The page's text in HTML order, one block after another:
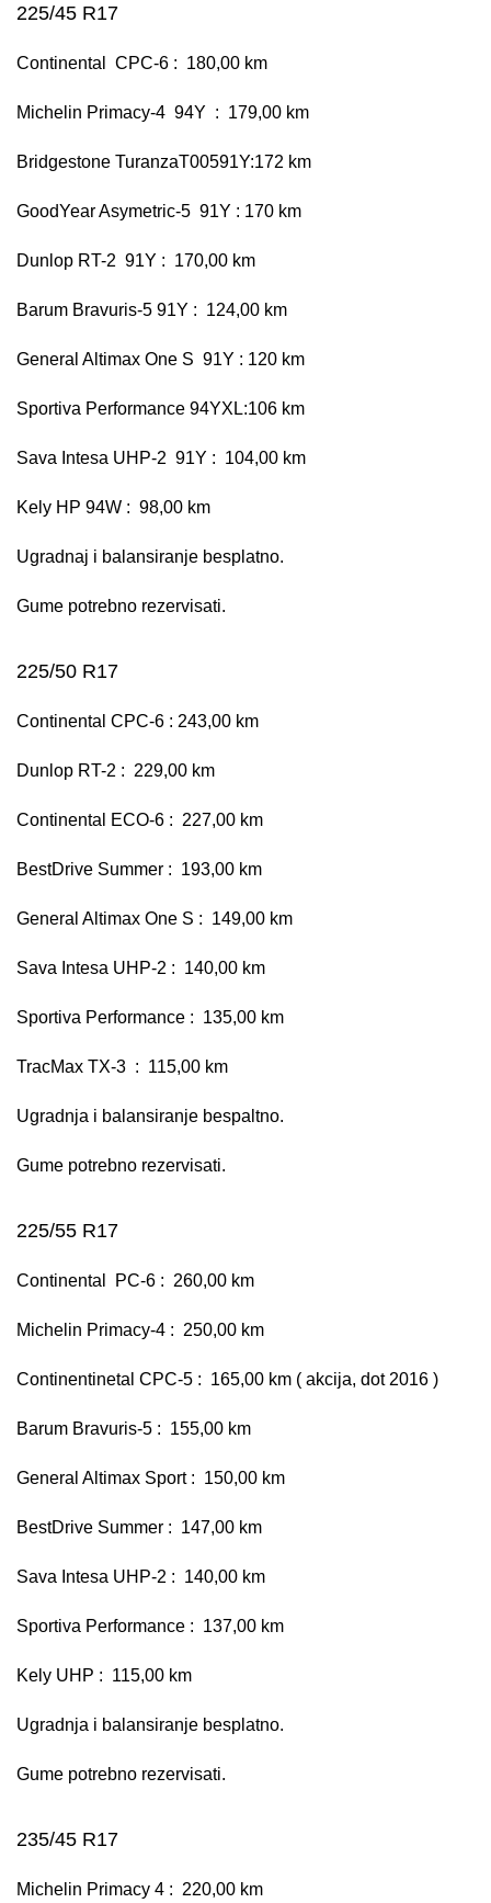
225/45 R17
Continental CPC-6 : 180,00 km
Michelin Primacy-4 94Y : 179,00 km
Bridgestone TuranzaT00591Y:172 km
GoodYear Asymetric-5 91Y : 170 km
Dunlop RT-2 91Y : 170,00 km
Barum Bravuris-5 91Y : 124,00 km
General Altimax One S 91Y : 120 km
Sportiva Performance 94YXL:106 km
Sava Intesa UHP-2 91Y : 104,00 km
Kely HP 94W : 98,00 km
Ugradnaj i balansiranje besplatno.
Gume potrebno rezervisati.
225/50 R17
Continental CPC-6 : 243,00 km
Dunlop RT-2 : 229,00 km
Continental ECO-6 : 227,00 km
BestDrive Summer : 193,00 km
General Altimax One S : 149,00 km
Sava Intesa UHP-2 : 140,00 km
Sportiva Performance : 135,00 km
TracMax TX-3 : 115,00 km
Ugradnja i balansiranje bespaltno.
Gume potrebno rezervisati.
225/55 R17
Continental PC-6 : 260,00 km
Michelin Primacy-4 : 250,00 km
Continentinetal CPC-5 : 165,00 km ( akcija, dot 2016 )
Barum Bravuris-5 : 155,00 km
General Altimax Sport : 150,00 km
BestDrive Summer : 147,00 km
Sava Intesa UHP-2 : 140,00 km
Sportiva Performance : 137,00 km
Kely UHP : 115,00 km
Ugradnja i balansiranje besplatno.
Gume potrebno rezervisati.
235/45 R17
Michelin Primacy 4 : 220,00 km